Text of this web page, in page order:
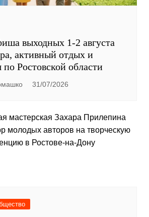
выходных 1-2 августа
активный отдых и
по Ростовской области
31/07/2026